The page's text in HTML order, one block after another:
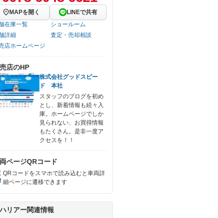
MAPを開く
LINEで共有
在庫一覧
ショールーム
詳細
査定・売却相談
店ホームページ
店のHP
株式会社グッドスピー
ド 本社
スタッフのブログを初め
とし、新着情報も続々入
庫。ホームページでしか
見られない、お買得情報
もたくさん。是非一度ア
クセスを！！
ページQRコード
QRコードをスマホで読み込むと車両詳
細ページに遷移できます
ハリアー関連情報